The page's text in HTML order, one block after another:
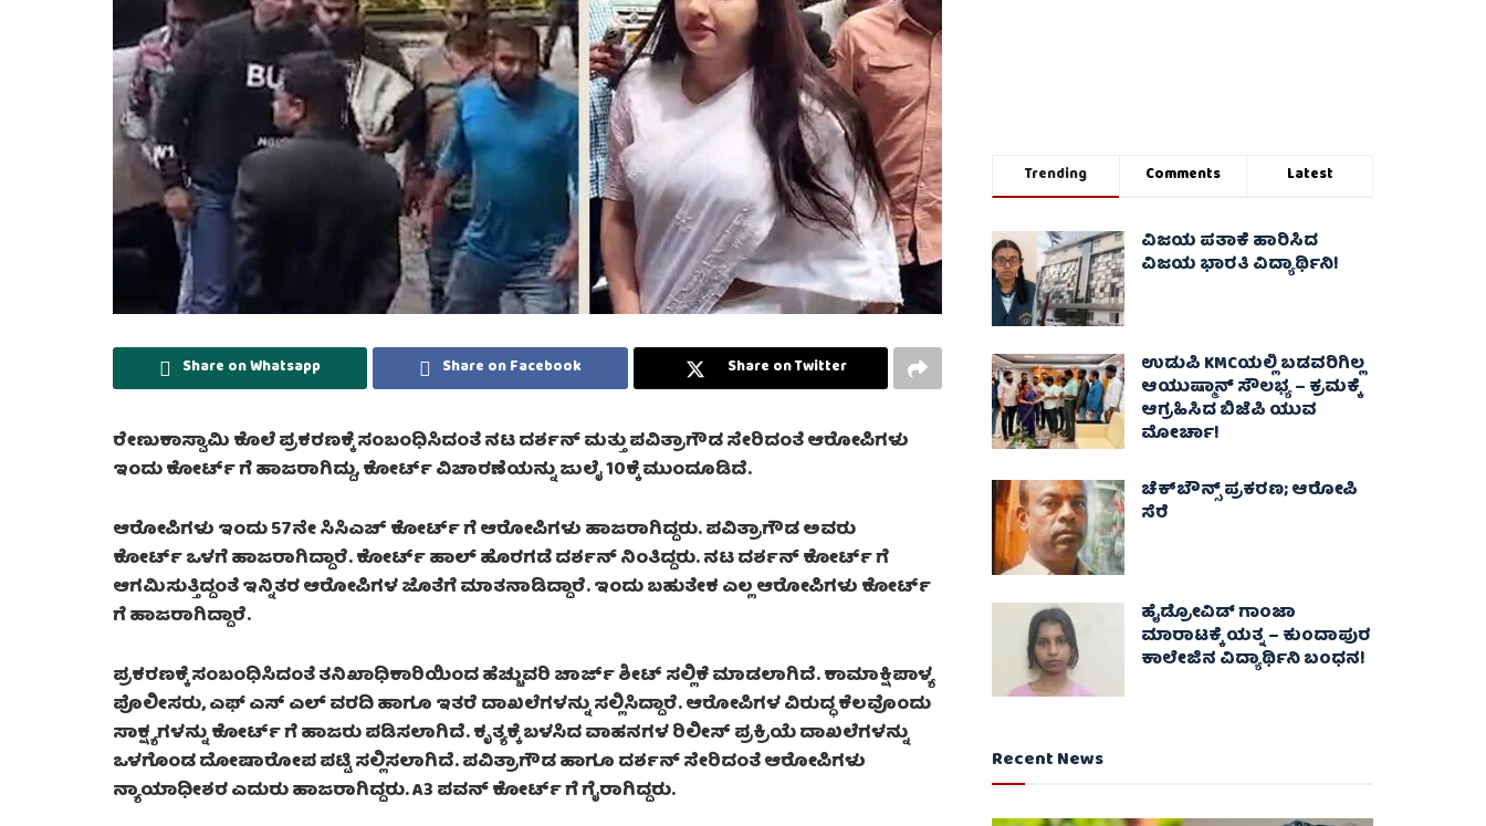
Share on Whatsapp Share on Facebook Share on Twitter
ರೇಣುಕಾಸ್ವಾಮಿ ಕೊಲೆ ಪ್ರಕರಣಕ್ಕೆ ಸಂಬಂಧಿಸಿದಂತೆ ನಟ ದರ್ಶನ್ ಮತ್ತು ಪವಿತ್ರಾಗೌಡ ಸೇರಿದಂತೆ ಆರೋಪಿಗಳು
ಇಂದು ಕೋರ್ಟ್ ಗೆ ಹಾಜರಾಗಿದ್ದು, ಕೋರ್ಟ್ ವಿಚಾರಣೆಯನ್ನು ಜುಲೈ 10ಕ್ಕೆ ಮುಂದೂಡಿದೆ.
ಆರೋಪಿಗಳು ಇಂದು 57ನೇ ಸಿಸಿಎಚ್ ಕೋರ್ಟ್ ಗೆ ಆರೋಪಿಗಳು ಹಾಜರಾಗಿದ್ದರು. ಪವಿತ್ರಾಗೌಡ ಅವರು
ಕೋರ್ಟ್ ಒಳಗೆ ಹಾಜರಾಗಿದ್ದಾರೆ. ಕೋರ್ಟ್ ಹಾಲ್ ಹೊರಗಡೆ ದರ್ಶನ್ ನಿಂತಿದ್ದರು. ನಟ ದರ್ಶನ್ ಕೋರ್ಟ್ ಗೆ
ಆಗಮಿಸುತ್ತಿದ್ದಂತೆ ಇನ್ನಿತರ ಆರೋಪಿಗಳ ಜೊತೆಗೆ ಮಾತನಾಡಿದ್ದಾರೆ. ಇಂದು ಬಹುತೇಕ ಎಲ್ಲ ಆರೋಪಿಗಳು ಕೋರ್ಟ್
ಗೆ ಹಾಜರಾಗಿದ್ದಾರೆ.
ಪ್ರಕರಣಕ್ಕೆ ಸಂಬಂಧಿಸಿದಂತೆ ತನಿಖಾಧಿಕಾರಿಯಿಂದ ಹೆಚ್ಚುವರಿ ಚಾರ್ಜ್ ಶೀಟ್ ಸಲ್ಲಿಕೆ ಮಾಡಲಾಗಿದೆ. ಕಾಮಾಕ್ಷಿಪಾಳ್ಯ
ಪೊಲೀಸರು, ಎಫ್ ಎಸ್ ಎಲ್ ವರದಿ ಹಾಗೂ ಇತರೆ ದಾಖಲೆಗಳನ್ನು ಸಲ್ಲಿಸಿದ್ದಾರೆ. ಆರೋಪಿಗಳ ವಿರುದ್ಧ ಕೆಲವೊಂದು
ಸಾಕ್ಷ್ಯಗಳನ್ನು ಕೋರ್ಟ್ ಗೆ ಹಾಜರು ಪಡಿಸಲಾಗಿದೆ. ಕೃತ್ಯಕ್ಕೆ ಬಳಸಿದ ವಾಹನಗಳ ರಿಲೀಸ್ ಪ್ರಕ್ರಿಯೆ ದಾಖಲೆಗಳನ್ನು
ಒಳಗೊಂಡ ದೋಷಾರೋಪ ಪಟ್ಟಿ ಸಲ್ಲಿಸಲಾಗಿದೆ. ಪವಿತ್ರಾಗೌಡ ಹಾಗೂ ದರ್ಶನ್ ಸೇರಿದಂತೆ ಆರೋಪಿಗಳು
ನ್ಯಾಯಾಧೀಶರ ಎದುರು ಹಾಜರಾಗಿದ್ದರು. A3 ಪವನ್ ಕೋರ್ಟ್ ಗೆ ಗೈರಾಗಿದ್ದರು.
Trending Comments Latest
ವಿಜಯ ಪತಾಕೆ ಹಾರಿಸಿದ
ವಿಜಯ ಭಾರತಿ ವಿದ್ಯಾರ್ಥಿನಿ!
ಉಡುಪಿ KMCಯಲ್ಲಿ ಬಡವರಿಗಿಲ್ಲ
ಆಯುಷ್ಮಾನ್ ಸೌಲಭ್ಯ – ಕ್ರಮಕ್ಕೆ
ಆಗ್ರಹಿಸಿದ ಬಿಜೆಪಿ ಯುವ
ಮೋರ್ಚಾ!
ಚೆಕ್​ಬೌನ್ಸ್​ ಪ್ರಕರಣ; ಆರೋಪಿ
ಸೆರೆ
ಹೈಡ್ರೋವಿಡ್ ಗಾಂಜಾ
ಮಾರಾಟಕ್ಕೆ ಯತ್ನ – ಕುಂದಾಪುರ
ಕಾಲೇಜಿನ ವಿದ್ಯಾರ್ಥಿನಿ ಬಂಧನ!
Recent News